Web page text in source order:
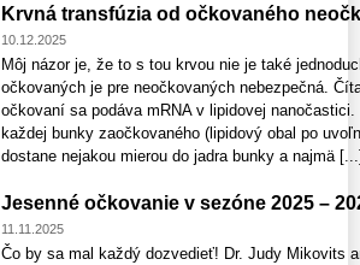
Krvná transfúzia od očkovaného
10.12.2025
Môj názor je, že to s tou krvou nie je také
očkovaných je pre neočkovaných nebezpečná.
očkovaní sa podáva mRNA v lipidovej
každej bunky zaočkovaného (lipidový obal po
dostane nejakou mierou do jadra bunky a najmä
Jesenné očkovanie v sezóne 2025 –
11.11.2025
Čo by sa mal každý dozvedieť! Dr. Judy Mikovits